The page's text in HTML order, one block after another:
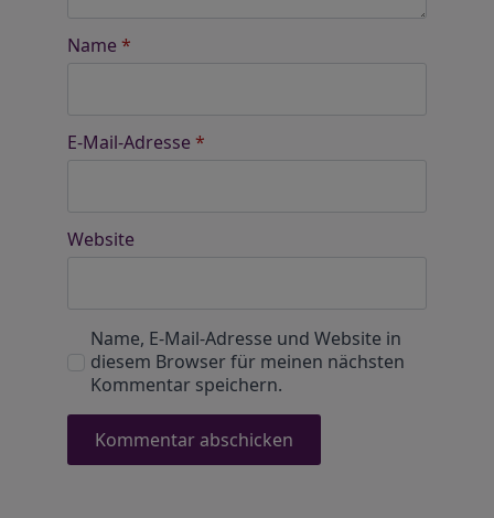
Name *
E-Mail-Adresse *
Website
Name, E-Mail-Adresse und Website in
diesem Browser für meinen nächsten
Kommentar speichern.